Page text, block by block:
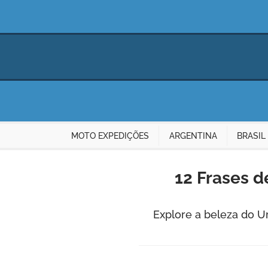
MOTO EXPEDIÇÕES ARGENTINA BRASIL
12 Frases
Explore a beleza do